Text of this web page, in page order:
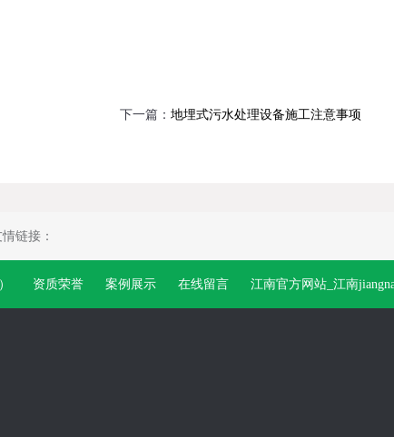
下一篇： 地埋式污水处理设备施工注意事项
链接：
资质荣誉 案例展示 在线留言 江南官方网站_江南